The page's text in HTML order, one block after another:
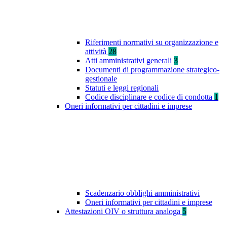
Riferimenti normativi su organizzazione e
attività 28
Atti amministrativi generali 3
Documenti di programmazione strategico-
gestionale
Statuti e leggi regionali
Codice disciplinare e codice di condotta 1
Oneri informativi per cittadini e imprese
Scadenzario obblighi amministrativi
Oneri informativi per cittadini e imprese
Attestazioni OIV o struttura analoga 5